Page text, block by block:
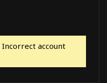
account